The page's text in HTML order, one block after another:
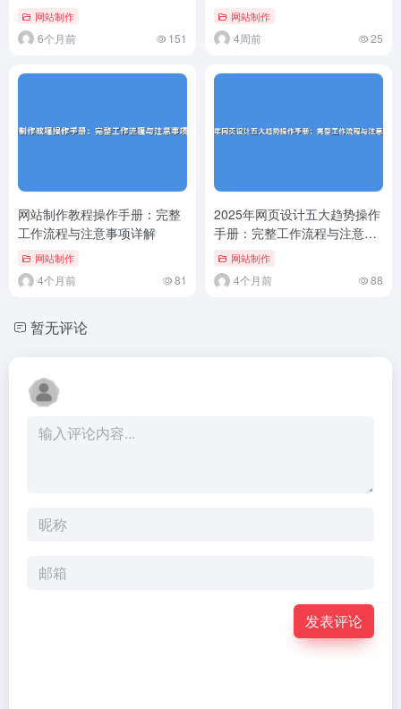
网站制作
6个月前 151
网站制作
4周前 25
网站制作教程操作手册：完整
工作流程与注意事项详解
网站制作
4个月前 81
2025年网页设计五大趋势操作
手册：完整工作流程与注意事
项..网站制作
4个月前 88
暂无评论
发表评论